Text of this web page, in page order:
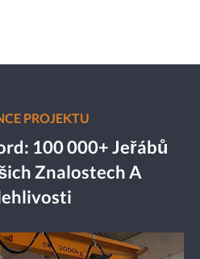
PROJEKTU
100 000+ Jeřábů
Znalostech A